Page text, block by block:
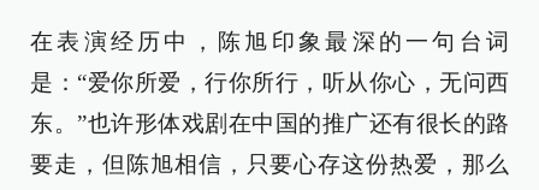
在表演经历中，陈旭印象最深的一句台词
是：“爱你所爱，行你所行，听从你心，无问西
东。”也许形体戏剧在中国的推广还有很长的路
要走，但陈旭相信，只要心存这份热爱，那么